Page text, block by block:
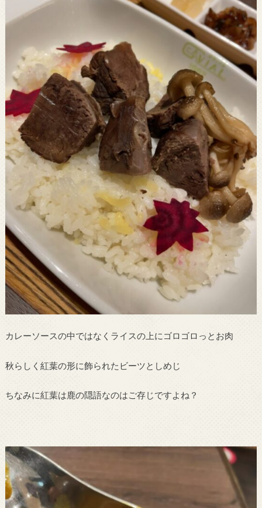
カレーソースの中ではなくライスの上にゴロゴロっとお肉
秋らしく紅葉の形に飾られたビーツとしめじ
ちなみに紅葉は鹿の隠語なのはご存じですよね？